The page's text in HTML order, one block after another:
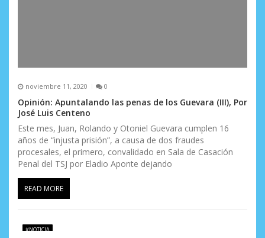
noviembre 11, 2020 0
Opinión: Apuntalando las penas de los Guevara (III), Por
José Luis Centeno
Este mes, Juan, Rolando y Otoniel Guevara cumplen 16
años de “injusta prisión”, a causa de dos fraudes
procesales, el primero, convalidado en Sala de Casación
Penal del TSJ por Eladio Aponte dejando
READ MORE
#NOTICIA